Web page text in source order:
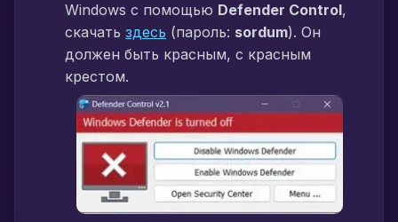
Windows с помощью Defender Control,
скачать здесь (пароль: sordum). Он
должен быть красным, с красным
крестом.